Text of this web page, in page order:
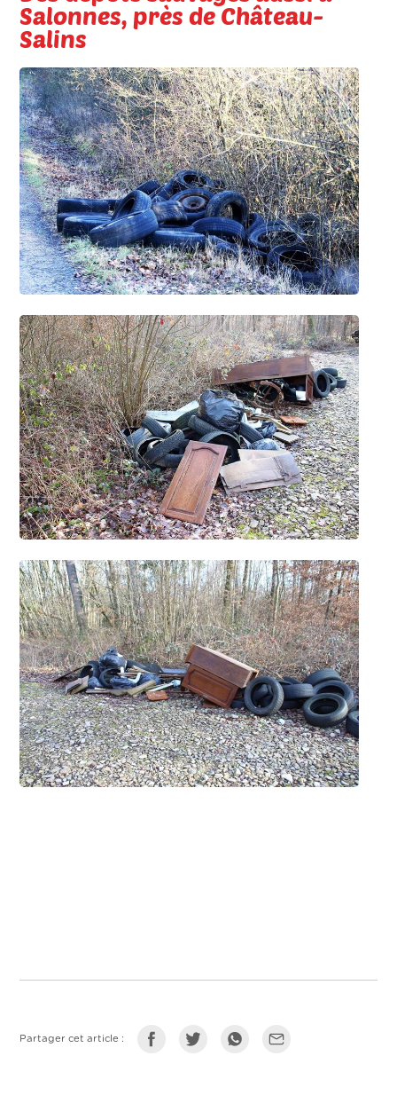
Salonnes, près de Château-
Salins
Partager cet article :